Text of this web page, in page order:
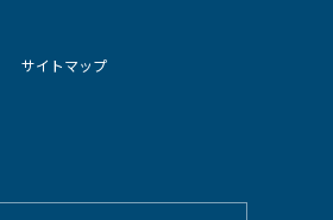
サイトマップ